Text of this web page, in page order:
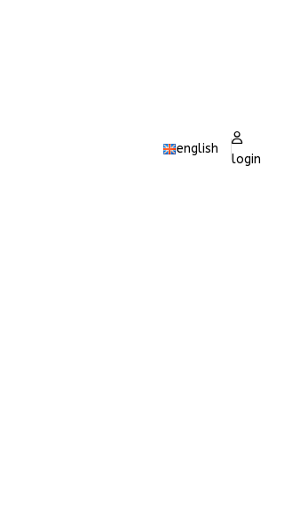
english
login